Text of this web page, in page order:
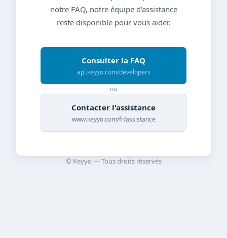
notre FAQ, notre équipe d'assistance
reste disponible pour vous aider.
Consulter la FAQ
api.keyyo.com/developers
ou
Contacter l'assistance
www.keyyo.com/fr/assistance
© Keyyo — Tous droits réservés